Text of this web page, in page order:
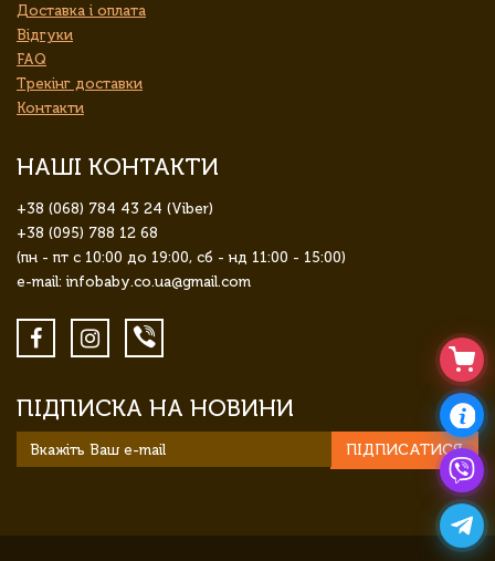
Доставка і оплата
Відгуки
FAQ
Трекінг доставки
Контакти
НАШІ КОНТАКТИ
+38 (068) 784 43 24 (Viber)
+38 (095) 788 12 68
(пн - пт с 10:00 до 19:00, сб - нд 11:00 - 15:00)
e-mail: infobaby.co.ua@gmail.com
ПІДПИСКА НА НОВИНИ
ПІДПИСАТИСЯ